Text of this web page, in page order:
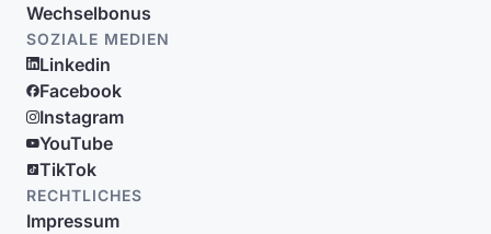
Wechselbonus
SOZIALE MEDIEN
Linkedin
Facebook
Instagram
YouTube
TikTok
RECHTLICHES
Impressum